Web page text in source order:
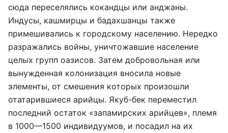
сюда переселялись кокандцы или анджаны.
Индусы, кашмирцы и бадахшанцы также
примешивались к городскому населению. Нередко
разражались войны, уничтожавшие население
целых групп оазисов. Затем добровольная или
вынужденная колонизация вносила новые
элементы, от смешения которых произошли
отатарившиеся арийцы. Якуб-бек переместил
последний остаток «запамирских арийцев», племя
в 1000—1500 индивидуумов, и посадил на их